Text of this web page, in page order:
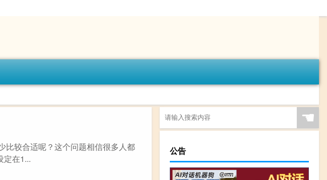
比较合适呢？这个问题相信很多人都
定在1...
☚
公告